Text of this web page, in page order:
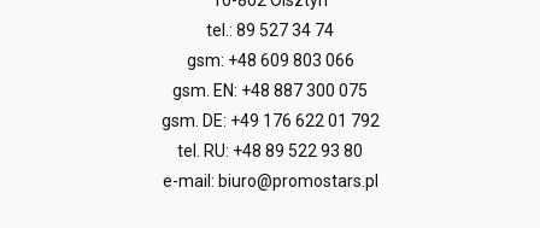
tel.: 89 527 34 74
gsm: +48 609 803 066
gsm. EN: +48 887 300 075
gsm. DE: +49 176 622 01 792
tel. RU: +48 89 522 93 80
e-mail: biuro@promostars.pl